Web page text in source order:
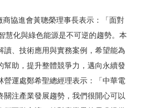
協進會黃聰榮理事長表示：「面對
慧化與綠色能源是不可逆的趨勢。本
讀、技術應用與實務案例，希望能為
幫助，提升整體競爭力，邁向永續發
營運處鄭希聖總經理表示：「中華電
關注產業發展趨勢，我們很開心可以